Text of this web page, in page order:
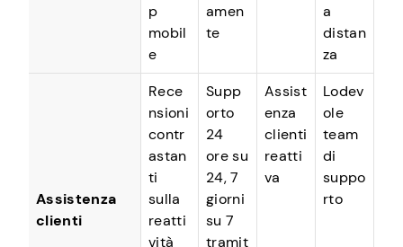
p
mobil
e
amen
te
a
distan
za
Assistenza
clienti
Rece
nsioni
contr
astan
ti
sulla
reatti
vità
Supp
orto
24
ore su
24, 7
giorni
su 7
tramit
Assist
enza
clienti
reatti
va
Lodev
ole
team
di
suppo
rto